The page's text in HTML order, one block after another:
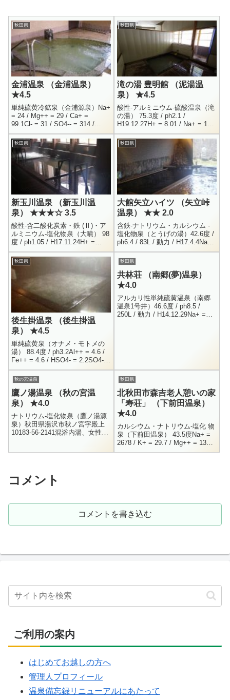
秋田県
金浦温泉 （金浦温泉）
★4.5
単純硫黄冷鉱泉（金浦源泉）Na+
= 24 / Mg++ = 29 / Ca+ =
99.1Cl- = 31 / SO4-- = 314 /
HCO3- = 69.7 /HS- =...
秋田県
滝の湯 豊明館 （泥湯温
泉） ★4.5
酸性-アルミニウム-硫酸温泉（滝
の湯） 75.3度 / ph2.1 /
H19.12.27H+ = 8.01 / Na+ = 10 /
K+ = 3.6 / Mg++ = 3.8C...
秋田県
新玉川温泉 （新玉川温
泉） ★★★☆ 3.5
酸性-含二酸化炭素・鉄 (Ⅱ)・ア
ルミニウム-塩化物泉（大噴） 98
度 / ph1.05 / H17.11.24H+ =
89.52 / Na+ = 66.2 / K+ = 34....
秋田県
大館矢立ハイツ （矢立峠
温泉） ★★ 2.0
含鉄-ナトリウム・カルシウム -
塩化物泉（とうげの湯）42.6度 /
ph6.4 / 83L / 動力 / H17.4.4Na+
= 2541 / K+ = 115.9 / Mg+...
秋田県
後生掛温泉 （後生掛温
泉） ★4.5
単純硫黄泉（オナメ・モトメの
湯） 88.4度 / ph3.2Al++ = 4.6 /
Fe++ = 4.6 / HSO4- = 2.2SO4--
= 105 / H2SiO3 = ...
秋田県
共林荘 （南郷(夢)温泉）
★4.0
アルカリ性単純硫黄温泉（南郷
温泉1号井）46.6度 / ph8.5 /
250L / 動力 / H14.12.29Na+ =
秋の宮温泉
鷹ノ湯温泉 （秋の宮温
泉） ★4.0
ナトリウム-塩化物泉（鷹ノ湯源
泉）秋田県湯沢市秋ノ宮字殿上
10183-56-2141混浴内湯、女性内
秋田県
北秋田市森吉老人憩いの家
「寿荘」 （下前田温泉）
★4.0
カルシウム・ナトリウム-塩化 物
泉（下前田温泉） 43.5度Na+ =
2678 / K+ = 29.7 / Mg++ = 133.4
/ Ca++ = 3370Sr++ = 12...
コメント
コメントを書き込む
ご利用の案内
はじめてお越しの方へ
管理人プロフィール
温泉備忘録リニューアルにあたって